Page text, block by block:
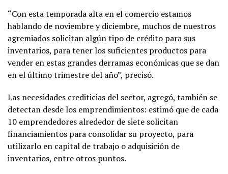
“Con esta temporada alta en el comercio estamos
hablando de noviembre y diciembre, muchos de nuestros
agremiados solicitan algún tipo de crédito para sus
inventarios, para tener los suficientes productos para
vender en estas grandes derramas económicas que se dan
en el último trimestre del año”, precisó.
Las necesidades crediticias del sector, agregó, también se
detectan desde los emprendimientos: estimó que de cada
10 emprendedores alrededor de siete solicitan
financiamientos para consolidar su proyecto, para
utilizarlo en capital de trabajo o adquisición de
inventarios, entre otros puntos.